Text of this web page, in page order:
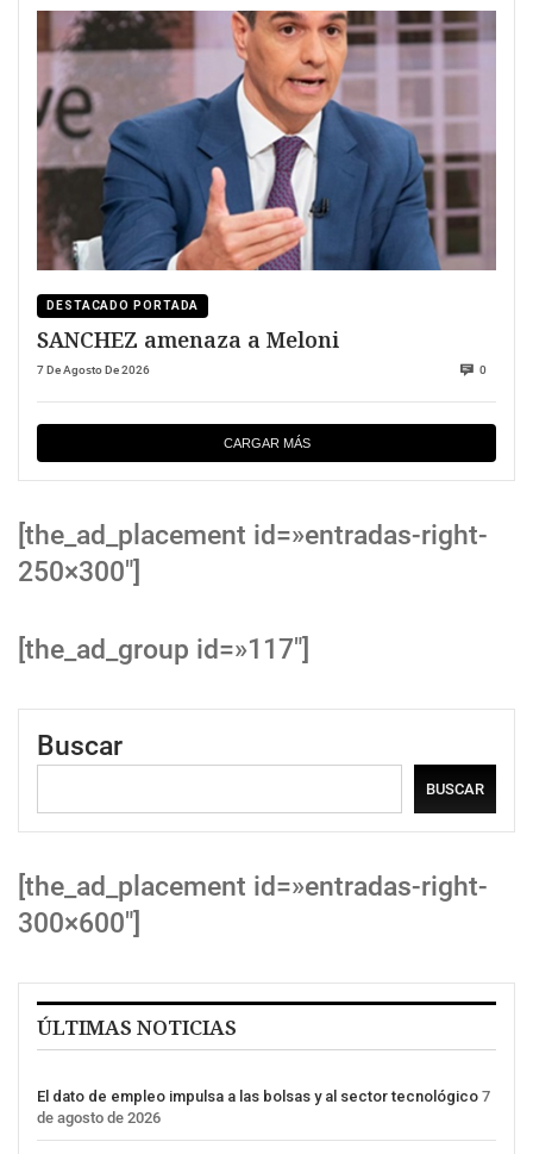
DESTACADO PORTADA
SANCHEZ amenaza a Meloni
7 De Agosto De 2026 0
CARGAR MÁS
[the_ad_placement id=»entradas-right-
250×300″]
[the_ad_group id=»117″]
Buscar
BUSCAR
[the_ad_placement id=»entradas-right-
300×600″]
ÚLTIMAS NOTICIAS
El dato de empleo impulsa a las bolsas y al sector tecnológico 7
de agosto de 2026